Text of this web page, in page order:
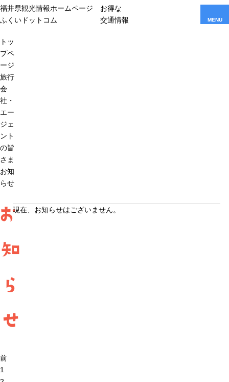
福井県観光情報ホームページ
ふくいドットコム
お得な
交通情報
MENU
トッ
プペ
ージ
旅行
会
社・
エー
ジェ
ント
の皆
さま
お知
らせ
知
ら
せ
現在、お知らせはございません。
前
1